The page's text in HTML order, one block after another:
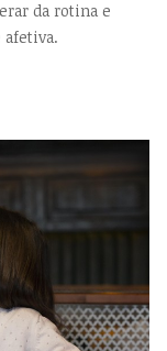
da rotina e